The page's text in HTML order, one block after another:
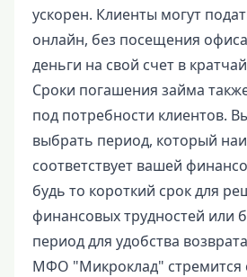
ускорен. Клиенты могут
онлайн, без посещения
деньги на свой счет в
Сроки погашения займа
под потребности клиентов.
выбрать период, который
соответствует вашей
будь то короткий срок для
финансовых трудностей или
период для удобства
МФО "Микроклад" стремится